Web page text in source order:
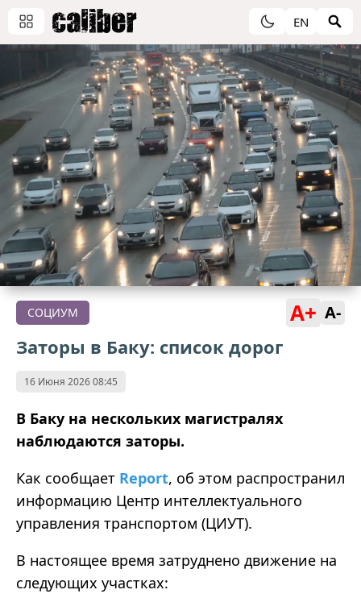
EN
СОЦИУМ A+ A-
Заторы в Баку: список дорог
16 Июня 2026 08:45
В Баку на нескольких магистралях
наблюдаются заторы.
Как сообщает Report, об этом распространил
информацию Центр интеллектуального
управления транспортом (ЦИУТ).
В настоящее время затруднено движение на
следующих участках: